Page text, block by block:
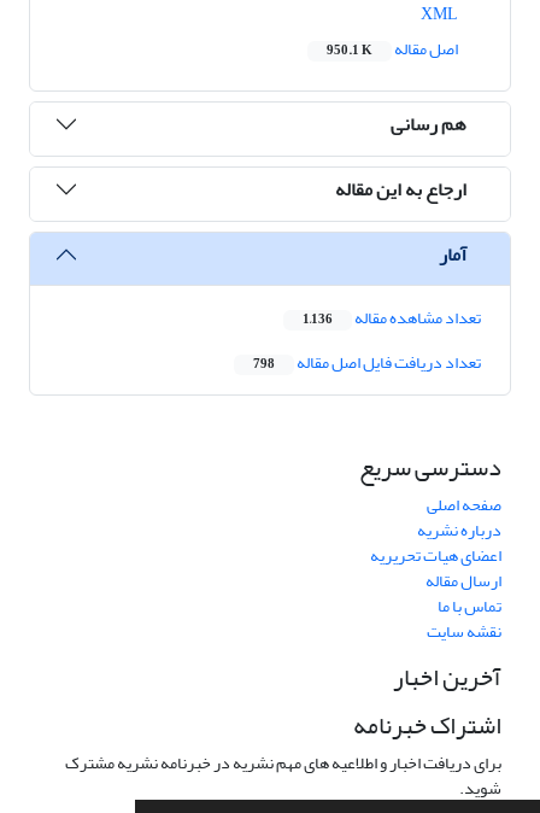
اصل مقاله
950.1 K
هم رسانی
ارجاع به این مقاله
آمار
تعداد مشاهده مقاله 1,136
تعداد دریافت فایل اصل مقاله 798
دسترسی سریع
صفحه اصلی
درباره نشریه
اعضای هیات تحریریه
ارسال مقاله
تماس با ما
نقشه سایت
آخرین اخبار
اشتراک خبرنامه
برای دریافت اخبار و اطلاعیه های مهم نشریه در خبرنامه نشریه مشترک
شوید.